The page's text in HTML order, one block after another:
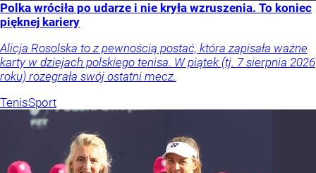
Polka wróciła po udarze i nie kryła wzruszenia. To koniec
pięknej kariery
Alicja Rosolska to z pewnością postać, która zapisała ważne
karty w dziejach polskiego tenisa. W piątek (tj. 7 sierpnia 2026
roku) rozegrała swój ostatni mecz.
TenisSport